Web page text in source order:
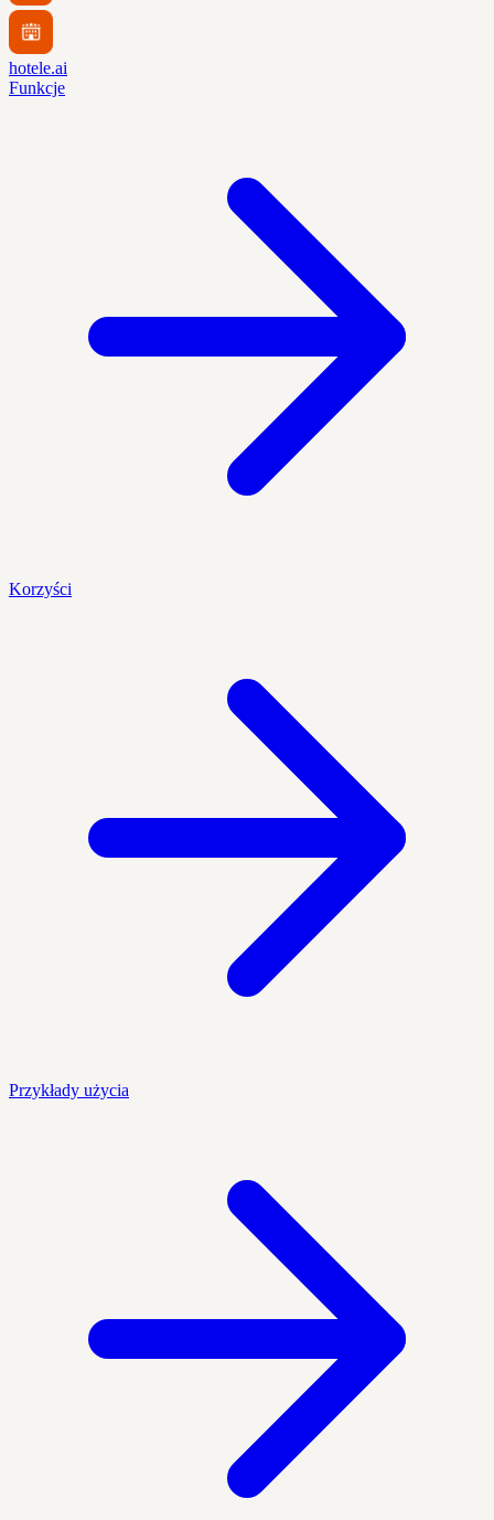
hotele.ai
Funkcje
Korzyści
Przykłady użycia